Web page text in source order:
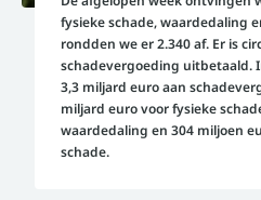
fysieke schade, waardedaling
rondden we er 2.340 af. Er is
schadevergoeding uitbetaald.
3,3 miljard euro aan
miljard euro voor fysieke
waardedaling en 304 miljoen
schade.